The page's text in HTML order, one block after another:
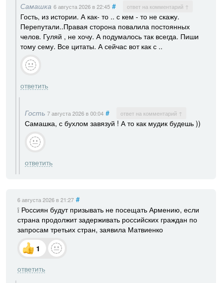
Самашка 6 августа 2026 в 22:45 # ответ на комментарий ↑
Гость, из истории. А как- то .. с кем - то не скажу.
Перепутали..Правая сторона повалила постоянных
челов. Гуляй , не хочу. А подумалось так всегда. Пиши
тому сему. Все цитаты. А сейчас вот как с ..
ответить
Гость 7 августа 2026 в 00:04 # ответ на комментарий ↑
Самашка, с бухлом завязуй ! А то как мудик будешь ))
ответить
6 августа 2026 в 21:27 #
❕ Россиян будут призывать не посещать Армению, если
страна продолжит задерживать российских граждан по
запросам третьих стран, заявила Матвиенко
1
ответить